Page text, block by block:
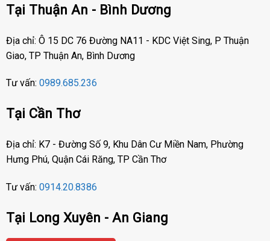
Tại Thuận An - Bình Dương
Địa chỉ: Ô 15 DC 76 Đường NA11 - KDC Việt Sing, P Thuận
Giao, TP Thuận An, Bình Dương
Tư vấn: 0989.685.236
Tại Cần Thơ
Địa chỉ: K7 - Đường Số 9, Khu Dân Cư Miền Nam, Phường
Hưng Phú, Quận Cái Răng, TP Cần Thơ
Tư vấn: 0914.20.8386
Tại Long Xuyên - An Giang